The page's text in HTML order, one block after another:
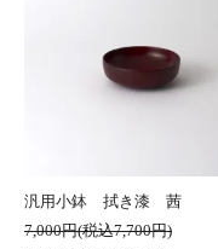
汎用小鉢 拭き漆 茜
7,000円(税込7,700円)